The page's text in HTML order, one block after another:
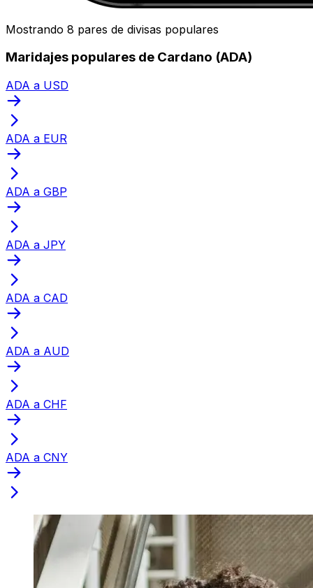
Mostrando 8 pares de divisas populares
Maridajes populares de Cardano (ADA)
ADA a USD
ADA a EUR
ADA a GBP
ADA a JPY
ADA a CAD
ADA a AUD
ADA a CHF
ADA a CNY